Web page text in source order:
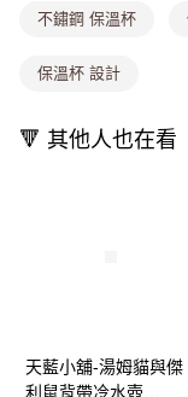
用戶於交易時，得透過
資料（包含姓名、電話
每筆NT$8,888，滿
7-11取貨付款
付款後門市自取
不鏽鋼 保溫杯
保溫杯 設計
🔻 其他人也在看
天藍小舖-湯姆貓與傑
利鼠背帶冷水壺